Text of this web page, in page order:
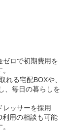
ゼロで初期費用を
れる宅配BOXや、
、毎日の暮らしを
ッサーを採用
利用の相談も可能